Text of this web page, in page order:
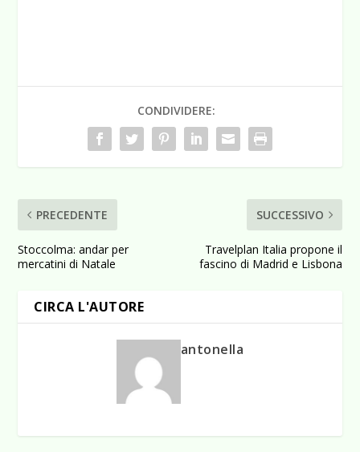
CONDIVIDERE:
PRECEDENTE
Stoccolma: andar per
mercatini di Natale
SUCCESSIVO
Travelplan Italia propone il
fascino di Madrid e Lisbona
CIRCA L'AUTORE
antonella